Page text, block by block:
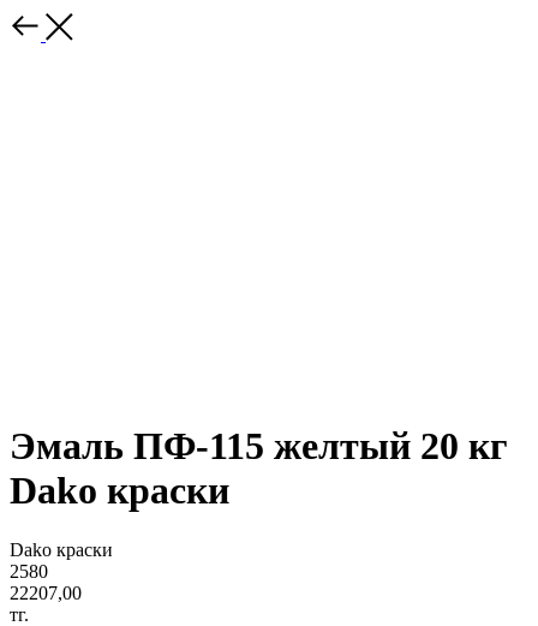
Эмаль ПФ-115 желтый 20 кг
Dako краски
Dako краски
2580
22207,00
тг.